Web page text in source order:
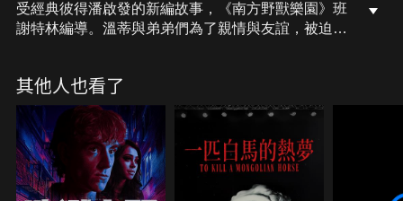
受經典彼得潘啟發的新編故事，《南方野獸樂園》班
謝特林編導。溫蒂與弟弟們為了親情與友誼，被迫與
老沈船、水下洞窟、海洋生物等這些用生命淬煉出的
故事，前所未見的冒險就此揭開序幕，是部新史詩般
的探險故事。
其他人也看了